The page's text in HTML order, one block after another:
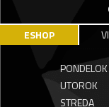
ESHOP
PONDELOK
UTOROK
STREDA